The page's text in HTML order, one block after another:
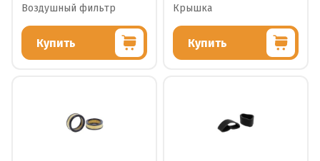
Воздушный фильтр
Купить
Крышка
Купить